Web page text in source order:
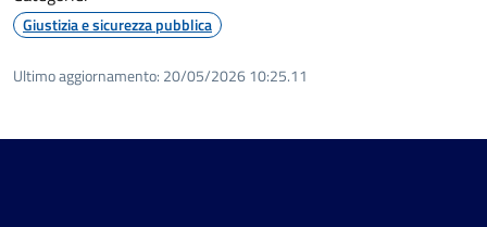
Giustizia e sicurezza pubblica
Ultimo aggiornamento: 20/05/2026 10:25.11